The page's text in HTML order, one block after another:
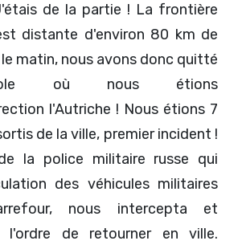
de la partie ! La frontière
distante d'environ 80 km de
matin, nous avons donc quitté
où nous étions
l'Autriche ! Nous étions 7
de la ville, premier incident !
la police militaire russe qui
des véhicules militaires
nous intercepta et
l'ordre de retourner en ville.